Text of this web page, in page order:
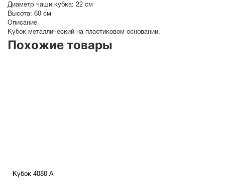
Диаметр чаши кубка: 22 см
Высота: 60 см
Описание
Кубок металлический на пластиковом основании.
Похожие товары
Кубок 4080 A